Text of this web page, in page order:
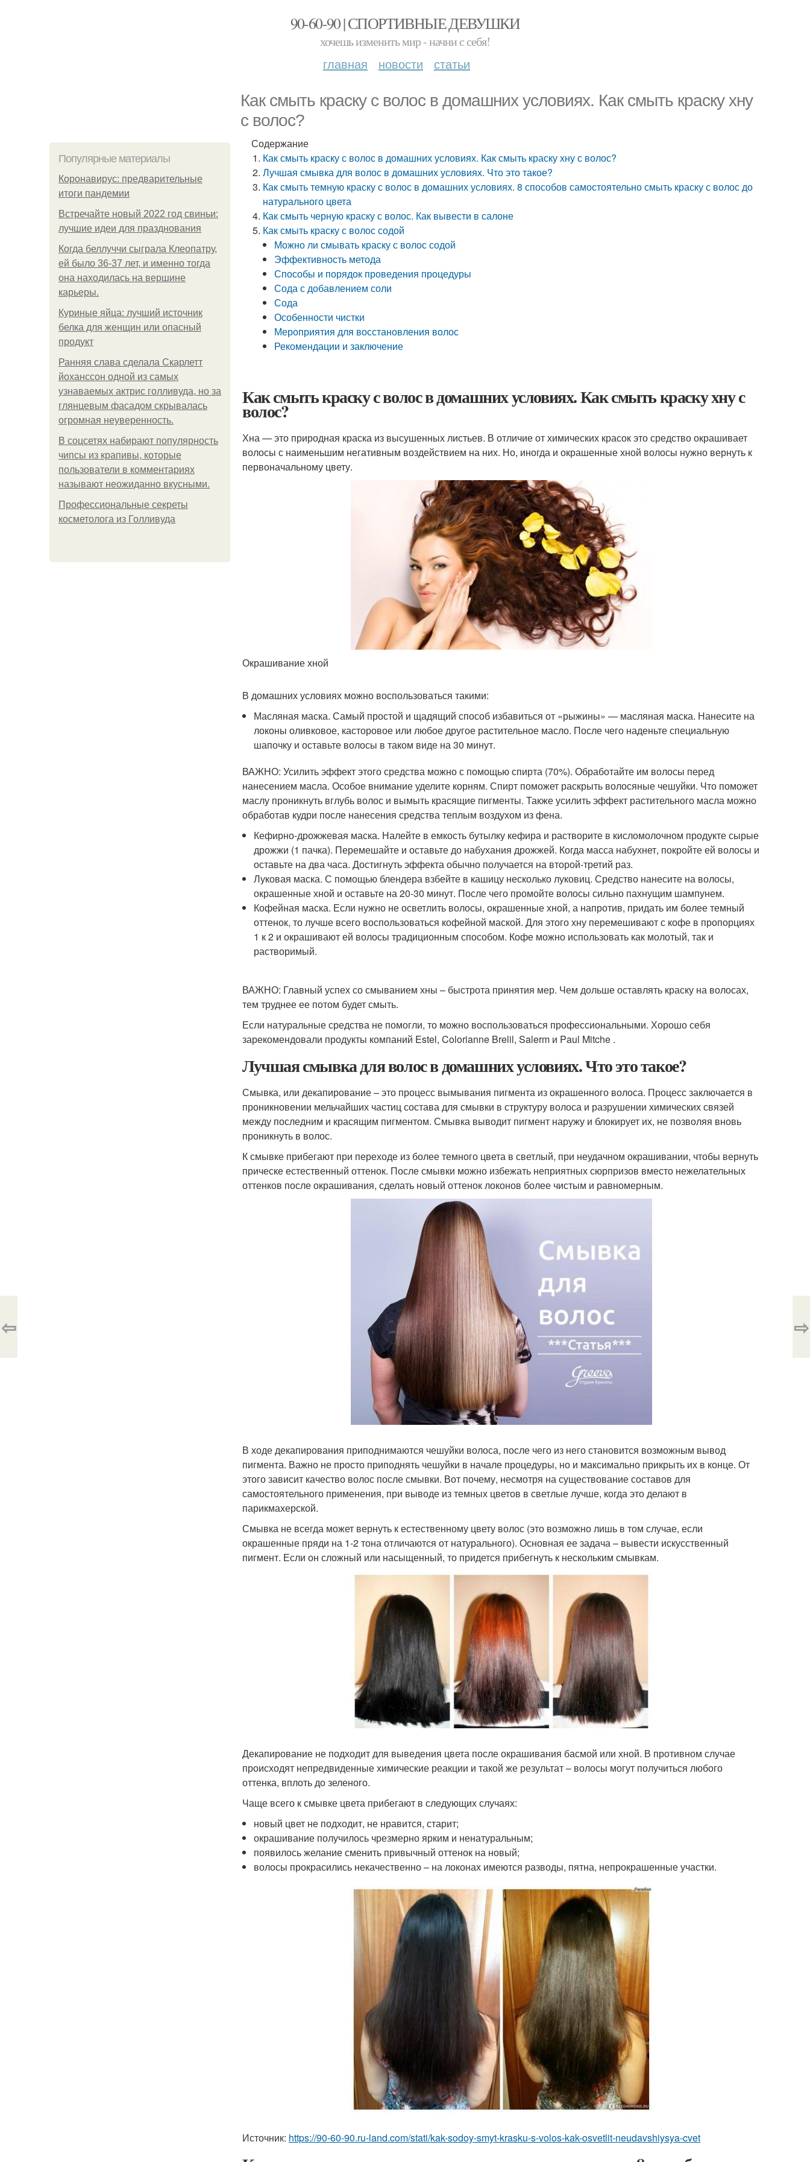
90-60-90 | СПОРТИВНЫЕ ДЕВУШКИ
хочешь изменить мир - начни с себя!
главная новости статьи
Как смыть краску с волос в домашних условиях. Как смыть краску хну
с волос?
Популярные материалы
Коронавирус: предварительные
итоги пандемии
Встречайте новый 2022 год свиньи:
лучшие идеи для празднования
Когда беллуччи сыграла Клеопатру,
ей было 36-37 лет, и именно тогда
она находилась на вершине
карьеры.
Куриные яйца: лучший источник
белка для женщин или опасный
продукт
Ранняя слава сделала Скарлетт
йоханссон одной из самых
узнаваемых актрис голливуда, но за
глянцевым фасадом скрывалась
огромная неуверенность.
В соцсетях набирают популярность
чипсы из крапивы, которые
пользователи в комментариях
называют неожиданно вкусными.
Профессиональные секреты
косметолога из Голливуда
Содержание
Как смыть краску с волос в домашних условиях. Как смыть краску хну с волос?
Лучшая смывка для волос в домашних условиях. Что это такое?
Как смыть темную краску с волос в домашних условиях. 8 способов самостоятельно смыть краску с волос до
натурального цвета
Как смыть черную краску с волос. Как вывести в салоне
Как смыть краску с волос содой
Можно ли смывать краску с волос содой
Эффективность метода
Способы и порядок проведения процедуры
Сода с добавлением соли
Сода
Особенности чистки
Мероприятия для восстановления волос
Рекомендации и заключение
Как смыть краску с волос в домашних условиях. Как смыть краску хну с
волос?
Хна — это природная краска из высушенных листьев. В отличие от химических красок это средство окрашивает
волосы с наименьшим негативным воздействием на них. Но, иногда и окрашенные хной волосы нужно вернуть к
первоначальному цвету.
Окрашивание хной
В домашних условиях можно воспользоваться такими:
Масляная маска. Самый простой и щадящий способ избавиться от «рыжины» — масляная маска. Нанесите на
локоны оливковое, касторовое или любое другое растительное масло. После чего наденьте специальную
шапочку и оставьте волосы в таком виде на 30 минут.
ВАЖНО: Усилить эффект этого средства можно с помощью спирта (70%). Обработайте им волосы перед
нанесением масла. Особое внимание уделите корням. Спирт поможет раскрыть волосяные чешуйки. Что поможет
маслу проникнуть вглубь волос и вымыть красящие пигменты. Также усилить эффект растительного масла можно
обработав кудри после нанесения средства теплым воздухом из фена.
Кефирно-дрожжевая маска. Налейте в емкость бутылку кефира и растворите в кисломолочном продукте сырые
дрожжи (1 пачка). Перемешайте и оставьте до набухания дрожжей. Когда масса набухнет, покройте ей волосы и
оставьте на два часа. Достигнуть эффекта обычно получается на второй-третий раз.
Луковая маска. С помощью блендера взбейте в кашицу несколько луковиц. Средство нанесите на волосы,
окрашенные хной и оставьте на 20-30 минут. После чего промойте волосы сильно пахнущим шампунем.
Кофейная маска. Если нужно не осветлить волосы, окрашенные хной, а напротив, придать им более темный
оттенок, то лучше всего воспользоваться кофейной маской. Для этого хну перемешивают с кофе в пропорциях
1 к 2 и окрашивают ей волосы традиционным способом. Кофе можно использовать как молотый, так и
растворимый.
ВАЖНО: Главный успех со смыванием хны – быстрота принятия мер. Чем дольше оставлять краску на волосах,
тем труднее ее потом будет смыть.
Если натуральные средства не помогли, то можно воспользоваться профессиональными. Хорошо себя
зарекомендовали продукты компаний Estel, Colorianne Brelil, Salerm и Paul Mitche .
Лучшая смывка для волос в домашних условиях. Что это такое?
Смывка, или декапирование – это процесс вымывания пигмента из окрашенного волоса. Процесс заключается в
проникновении мельчайших частиц состава для смывки в структуру волоса и разрушении химических связей
между последним и красящим пигментом. Смывка выводит пигмент наружу и блокирует их, не позволяя вновь
проникнуть в волос.
К смывке прибегают при переходе из более темного цвета в светлый, при неудачном окрашивании, чтобы вернуть
прическе естественный оттенок. После смывки можно избежать неприятных сюрпризов вместо нежелательных
оттенков после окрашивания, сделать новый оттенок локонов более чистым и равномерным.
В ходе декапирования приподнимаются чешуйки волоса, после чего из него становится возможным вывод
пигмента. Важно не просто приподнять чешуйки в начале процедуры, но и максимально прикрыть их в конце. От
этого зависит качество волос после смывки. Вот почему, несмотря на существование составов для
самостоятельного применения, при выводе из темных цветов в светлые лучше, когда это делают в
парикмахерской.
Смывка не всегда может вернуть к естественному цвету волос (это возможно лишь в том случае, если
окрашенные пряди на 1-2 тона отличаются от натурального). Основная ее задача – вывести искусственный
пигмент. Если он сложный или насыщенный, то придется прибегнуть к нескольким смывкам.
Декапирование не подходит для выведения цвета после окрашивания басмой или хной. В противном случае
происходят непредвиденные химические реакции и такой же результат – волосы могут получиться любого
оттенка, вплоть до зеленого.
Чаще всего к смывке цвета прибегают в следующих случаях:
новый цвет не подходит, не нравится, старит;
окрашивание получилось чрезмерно ярким и ненатуральным;
появилось желание сменить привычный оттенок на новый;
волосы прокрасились некачественно – на локонах имеются разводы, пятна, непрокрашенные участки.
Источник: https://90-60-90.ru-land.com/stati/kak-sodoy-smyt-krasku-s-volos-kak-osvetlit-neudavshiysya-cvet
⇦ ⇨